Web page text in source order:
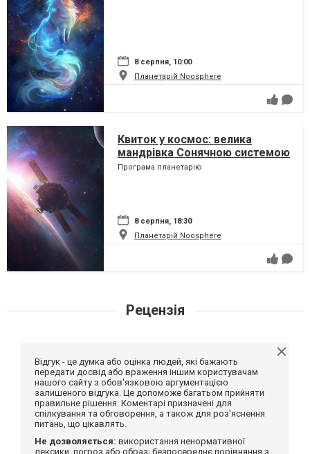
8 серпня, 10:00
Планетарій Noosphere
Квиток у космос: велика
мандрівка Сонячною системою
Програма планетарію
8 серпня, 18:30
Планетарій Noosphere
Рецензія
Відгук - це думка або оцінка людей, які бажають
передати досвід або враження іншим користувачам
нашого сайту з обов'язковою аргументацією
залишеного відгука. Це допоможе багатьом прийняти
правильне рішення. Коментарі призначені для
спілкування та обговорення, а також для роз'яснення
питань, що цікавлять.
Не дозволяється: використання ненормативної
лексики, погроз або образ; безпосереднє порівняння з